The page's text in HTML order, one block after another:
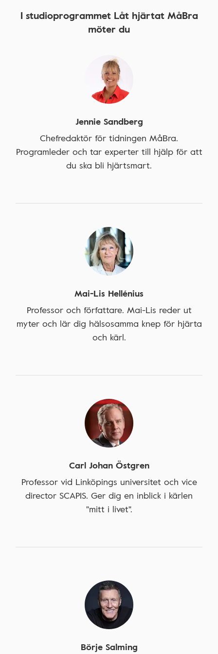
I studioprogrammet Låt hjärtat MåBra
möter du
Jennie Sandberg
Chefredaktör för tidningen MåBra.
Programleder och tar experter till hjälp för att
du ska bli hjärtsmart.
Mai-Lis Hellénius
Professor och författare. Mai-Lis reder ut
myter och lär dig hälsosamma knep för hjärta
och kärl.
Carl Johan Östgren
Professor vid Linköpings universitet och vice
director SCAPIS. Ger dig en inblick i kärlen
"mitt i livet".
Börje Salming